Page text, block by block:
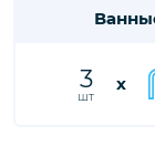
3
шт
x